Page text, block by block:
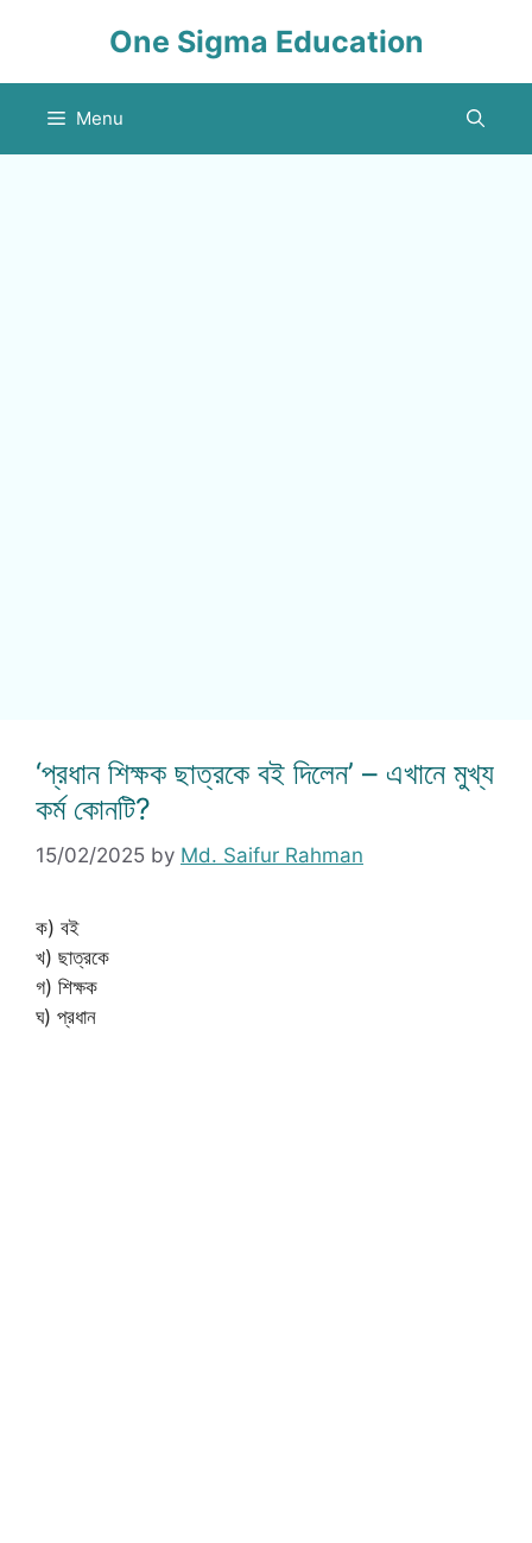
One Sigma Education
Menu
‘প্রধান শিক্ষক ছাত্রকে বই দিলেন’ – এখানে মুখ্য
কর্ম কোনটি?
15/02/2025 by Md. Saifur Rahman
ক) বই
খ) ছাত্রকে
গ) শিক্ষক
ঘ) প্রধান